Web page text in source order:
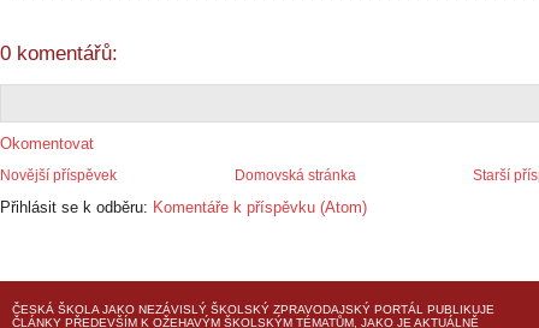
0 komentářů:
Okomentovat
Novější příspěvek Starší
Domovská stránka
Přihlásit se k odběru: Komentáře k příspěvku (Atom)
ČESKÁ ŠKOLA JAKO NEZÁVISLÝ ŠKOLSKÝ ZPRAVODAJSKÝ PORTÁL PUBLIKUJE
ČLÁNKY PŘEDEVŠÍM K OŽEHAVÝM ŠKOLSKÝM TÉMATŮM, JAKO JE AKTUÁLNĚ